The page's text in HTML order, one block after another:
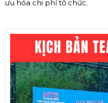
ưu hóa chi phí tổ chức.